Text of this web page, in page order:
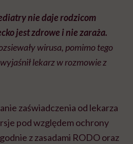
nie daje rodzicom
jest zdrowe i nie zaraża.
wirusa, pomimo tego
lekarz w rozmowie z
zaświadczenia od lekarza
pod względem ochrony
z zasadami RODO oraz